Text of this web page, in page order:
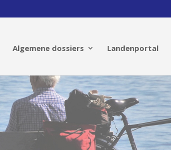
Algemene dossiers Landenportal